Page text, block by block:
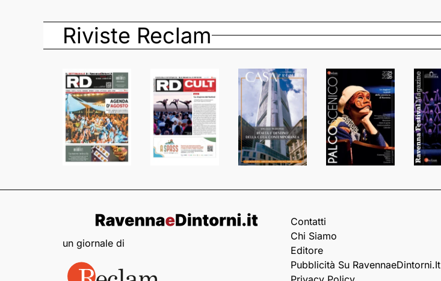
Riviste Reclam
un giornale di
Contatti
Chi Siamo
Editore
Pubblicità Su RavennaeDintorni.it